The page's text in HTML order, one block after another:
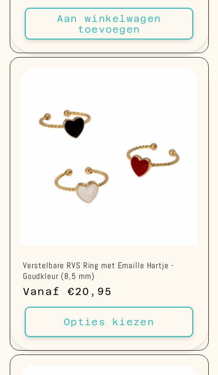
prijs
Aan winkelwagen
toevoegen
Verstelbare RVS Ring met Emaille Hartje -
Goudkleur (8,5 mm)
Normale
prijs
Vanaf €20,95
Opties kiezen